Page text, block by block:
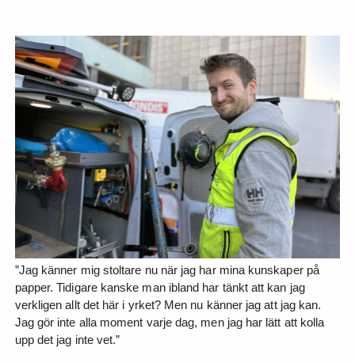
”Jag känner mig stoltare nu när jag har mina kunskaper på
papper. Tidigare kanske man ibland har tänkt att kan jag
verkligen allt det här i yrket? Men nu känner jag att jag kan.
Jag gör inte alla moment varje dag, men jag har lätt att kolla
upp det jag inte vet.”